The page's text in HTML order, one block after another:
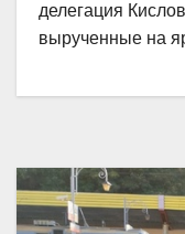
делегация
вырученные на